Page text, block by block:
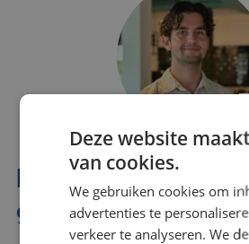
Interesse? Benno
graag verder!
Deze website
van cookies.
We gebruiken cookies om
advertenties te
verkeer te analyseren. We